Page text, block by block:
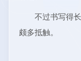
不过书写得长
颇多抵触。